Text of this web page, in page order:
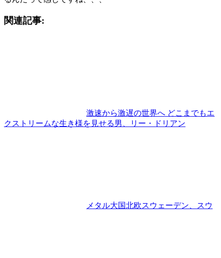
関連記事:
激速から激遅の世界へ どこまでもエ
クストリームな生き様を見せる男、リー・ドリアン
メタル大国北欧スウェーデン、スウ